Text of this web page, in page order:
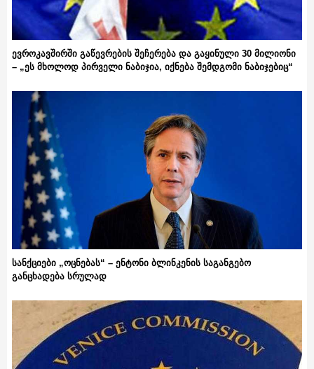
ევროკავშირში გაწევრების შეჩერება და გაყინული 30 მილიონი
– „ეს მხოლოდ პირველი ნაბიჯია, იქნება შემდგომი ნაბიჯებიც“
სანქციები „ოცნებას“ – ენტონი ბლინკენის საგანგებო
განცხადება სრულად